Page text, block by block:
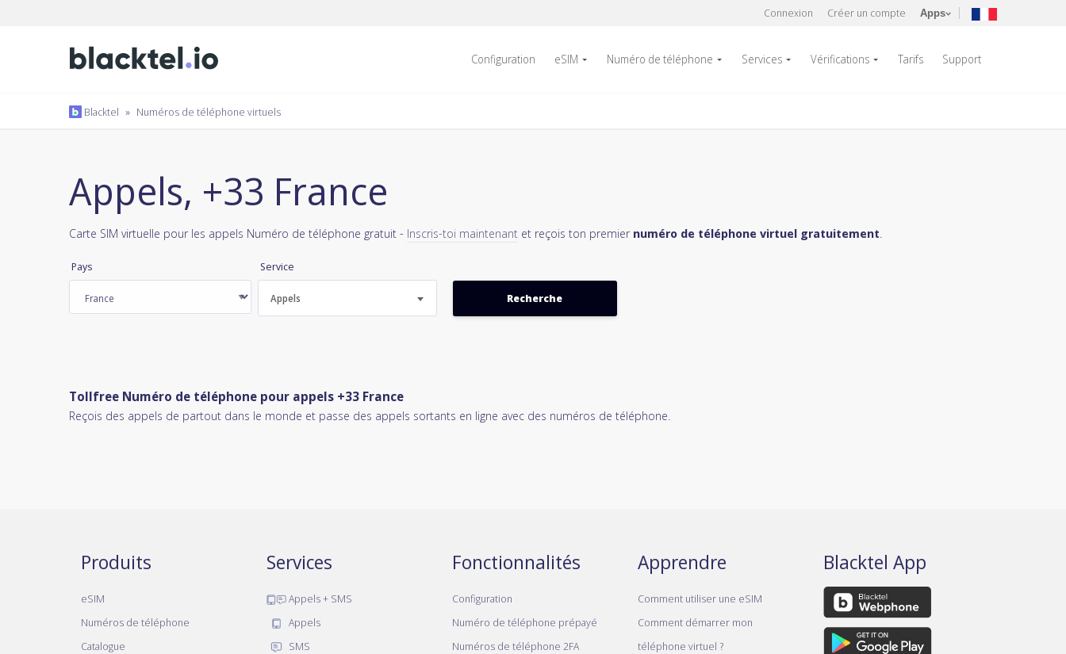
Connexion Créer un compte Apps
Configuration eSIM Numéro de téléphone Services Vérifications Tarifs Support
Blacktel » Numéros de téléphone virtuels
Appels, +33 France
Carte SIM virtuelle pour les appels Numéro de téléphone gratuit - Inscris-toi maintenant et reçois ton premier numéro de téléphone virtuel gratuitement.
Pays Service
Appels
Tollfree Numéro de téléphone pour appels +33 France
Reçois des appels de partout dans le monde et passe des appels sortants en ligne avec des numéros de téléphone.
Produits
eSIM
Numéros de téléphone
Catalogue
Services
Appels + SMS
Appels
SMS
Fonctionnalités
Configuration
Numéro de téléphone prépayé
Numéros de téléphone 2FA
Apprendre
Comment utiliser une eSIM
Comment démarrer mon
téléphone virtuel ?
Blacktel App